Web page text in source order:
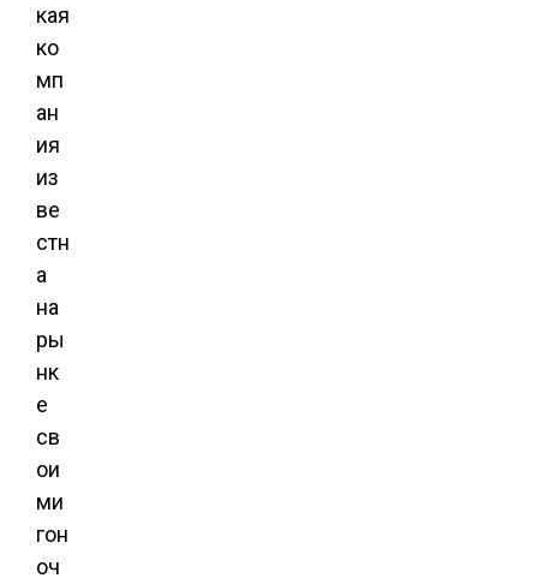
кая
ко
мп
ан
ия
из
ве
стн
а
на
ры
нк
е
св
ои
ми
гон
оч